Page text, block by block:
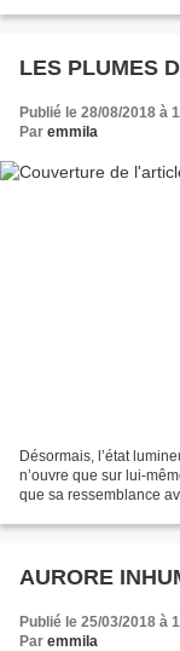
LES PLUMES
Publié le 28/08/2018 à
Par emmila
Désormais, l’état
n’ouvre que sur lui-
que sa ressemblance
AURORE
Publié le 25/03/2018 à
Par emmila